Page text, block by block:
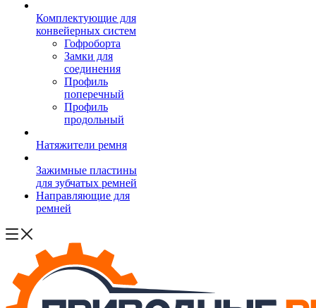
Комплектующие для
конвейерных систем
Гофроборта
Замки для
соединения
Профиль
поперечный
Профиль
продольный
Натяжители ремня
Зажимные пластины
для зубчатых ремней
Направляющие для
ремней